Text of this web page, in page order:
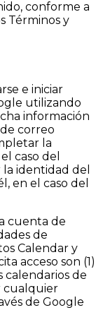
conforme a
Términos y
e iniciar
utilizando
información
correo
la
caso del
identidad del
en el caso del
cuenta de
de
Calendar y
acceso son (1)
calendarios de
cualquier
de Google